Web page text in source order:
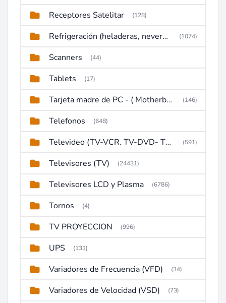
Receptores Satelitar (128)
Refrigeración (heladeras, neveras, congeladores) (1074)
Scanners (44)
Tablets (17)
Tarjeta madre de PC - ( Motherboard ) (146)
Telefonos (648)
Televideo (TV-VCR. TV-DVD- TV-DVD-VCR) (591)
Televisores (TV) (24431)
Televisores LCD y Plasma (6786)
Tornos (4)
TV PROYECCION (996)
UPS (131)
Variadores de Frecuencia (VFD) (34)
Variadores de Velocidad (VSD) (73)